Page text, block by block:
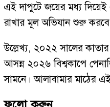
এই দাপুটে জয়ের মধ্য দিয়েই
রাখার মূল অভিযান শুরু করবে
উল্লেখ্য, ২০২২ সালের কাতার
আসন্ন ২০২৬ বিশ্বকাপে
সামনে। আলাবামার মাঠের এই